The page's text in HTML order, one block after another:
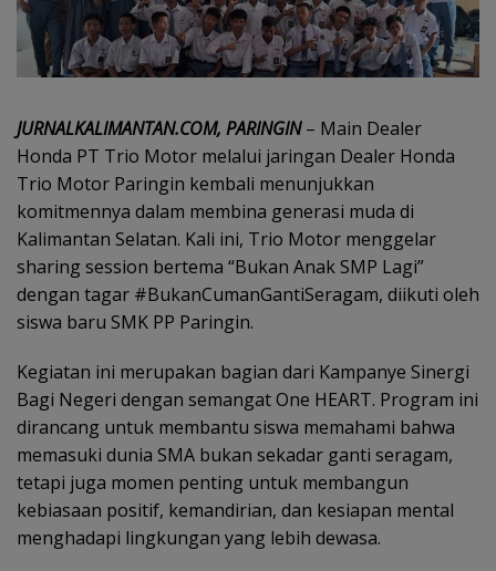
JURNALKALIMANTAN.COM, PARINGIN– Main Dealer
Honda PT Trio Motor melalui jaringan Dealer Honda
Trio Motor Paringin kembali menunjukkan
komitmennya dalam membina generasi muda di
Kalimantan Selatan. Kali ini, Trio Motor menggelar
sharing session bertema “Bukan Anak SMP Lagi”
dengan tagar #BukanCumanGantiSeragam, diikuti oleh
siswa baru SMK PP Paringin.
Kegiatan ini merupakan bagian dari Kampanye Sinergi
Bagi Negeri dengan semangat One HEART. Program ini
dirancang untuk membantu siswa memahami bahwa
memasuki dunia SMA bukan sekadar ganti seragam,
tetapi juga momen penting untuk membangun
kebiasaan positif, kemandirian, dan kesiapan mental
menghadapi lingkungan yang lebih dewasa.